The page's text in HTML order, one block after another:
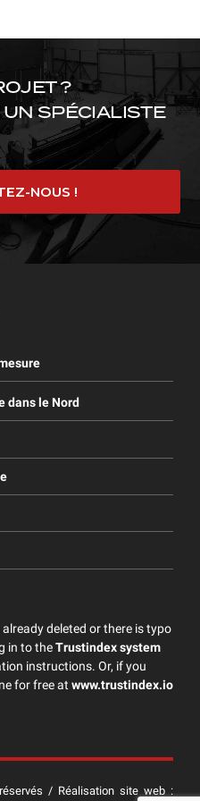
?
SPÉCIALISTE
NOUS !
dans le Nord
deleted or there is typo
in to theTrustindex system
instructions. Or, if you
for free at www.trustindex.io
/ Réalisation site web :